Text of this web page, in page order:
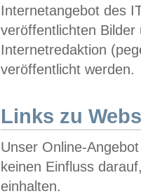
Internetangebot des
veröffentlichten
Internetredaktion
veröffentlicht werden.
Links zu
Unser Online-
keinen Einfluss
einhalten.